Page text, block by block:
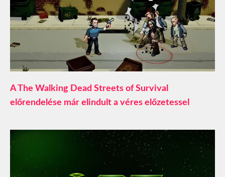
A The Walking Dead Streets of Survival
előrendelése már elindult a véres előzetessel